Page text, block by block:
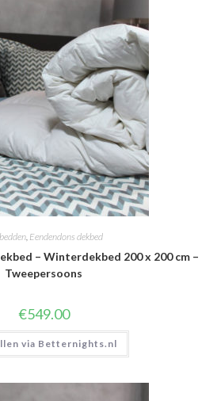
, Eendendons dekbed
– Winterdekbed 200 x 200 cm –
Tweepersoons
€549.00
via Betternights.nl